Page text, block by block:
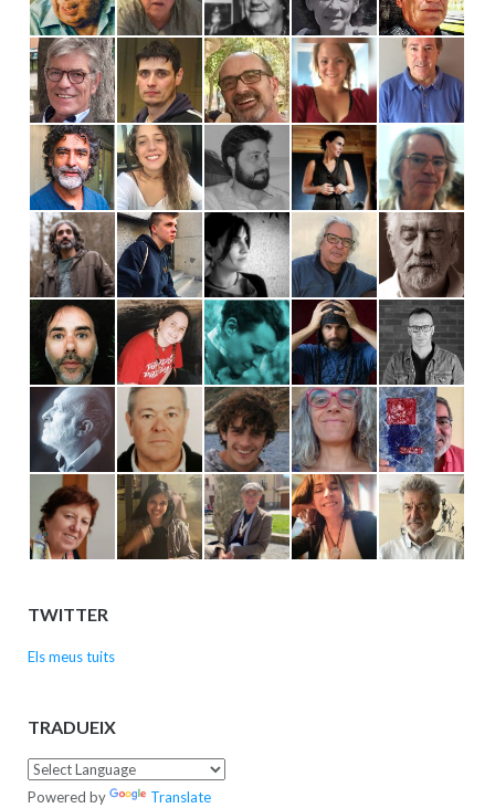
TWITTER
Els meus tuits
TRADUEIX
Powered by Translate